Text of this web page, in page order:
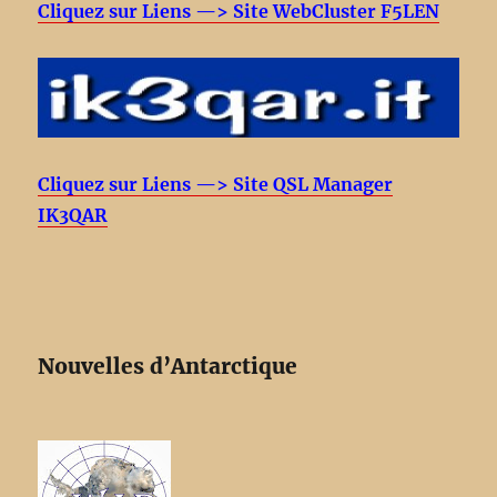
Cliquez sur Liens —> Site WebCluster F5LEN
Cliquez sur Liens —> Site QSL Manager
IK3QAR
Nouvelles d’Antarctique